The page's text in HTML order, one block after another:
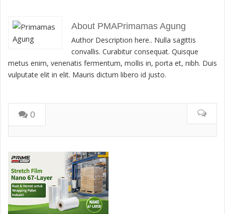
About PMAPrimamas Agung
Author Description here.. Nulla sagittis
convallis. Curabitur consequat. Quisque
metus enim, venenatis fermentum, mollis in, porta et, nibh. Duis
vulputate elit in elit. Mauris dictum libero id justo.
0